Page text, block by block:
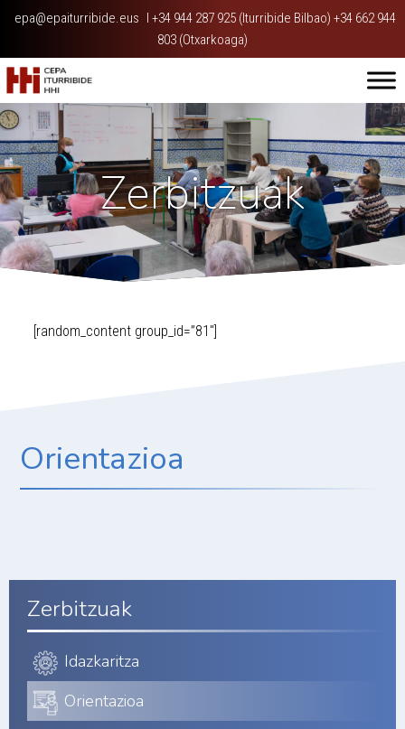
epa@epaiturribide.eus I +34 944 287 925 (Iturribide Bilbao) +34 662 944
803 (Otxarkoaga)
Zerbitzuak
[random_content group_id=”81″]
Orientazioa
Zerbitzuak
Idazkaritza
Orientazioa